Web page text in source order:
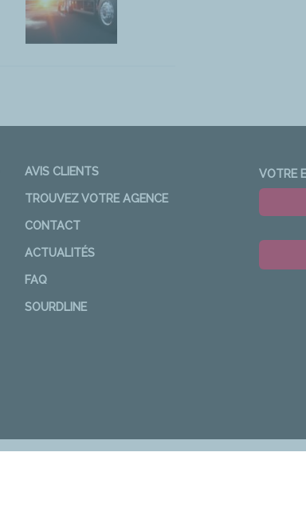
AVIS CLIENTS
TROUVEZ VOTRE AGENCE
CONTACT
ACTUALITÉS
FAQ
SOURDLINE
VOTRE